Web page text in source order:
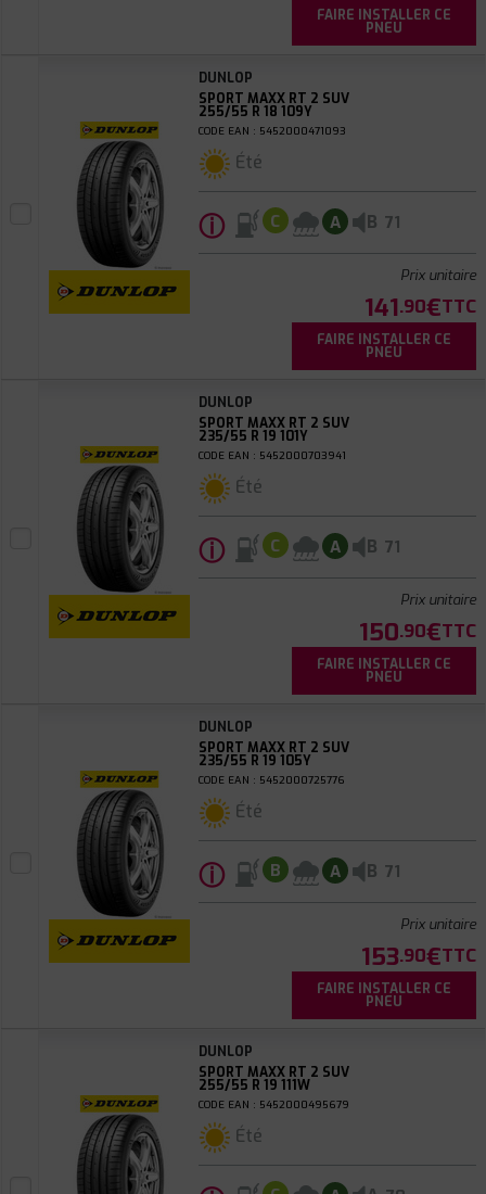
FAIRE INSTALLER CE
PNEU
DUNLOP
SPORT MAXX RT 2 SUV
255/55 R 18 109Y
CODE EAN : 5452000471093
Été
ⓘ C A B 71
Prix unitaire
141.90€TTC
FAIRE INSTALLER CE
PNEU
DUNLOP
SPORT MAXX RT 2 SUV
235/55 R 19 101Y
CODE EAN : 5452000703941
Été
ⓘ C A B 71
Prix unitaire
150.90€TTC
FAIRE INSTALLER CE
PNEU
DUNLOP
SPORT MAXX RT 2 SUV
235/55 R 19 105Y
CODE EAN : 5452000725776
Été
ⓘ B A B 71
Prix unitaire
153.90€TTC
FAIRE INSTALLER CE
PNEU
DUNLOP
SPORT MAXX RT 2 SUV
255/55 R 19 111W
CODE EAN : 5452000495679
Été